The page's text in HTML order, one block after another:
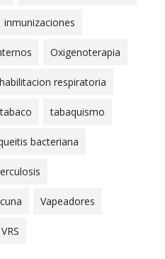
inmunizaciones
Oxigenoterapia
respiratoria
tabaco tabaquismo
bacteriana
Vapeadores
VRS